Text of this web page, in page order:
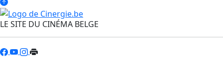
LE SITE DU CINÉMA BELGE